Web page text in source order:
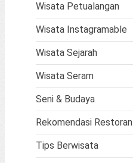
Wisata Petualangan
Wisata Instagramable
Wisata Sejarah
Wisata Seram
Seni & Budaya
Rekomendasi Restoran
Tips Berwisata